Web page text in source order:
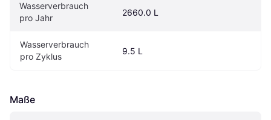
Wasserverbrauch
pro Jahr
2660.0 L
Wasserverbrauch
pro Zyklus
9.5 L
Maße